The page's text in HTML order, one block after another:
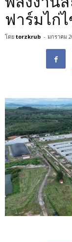
ฟาร์มไก่
โดย torzkrub - มกราคม